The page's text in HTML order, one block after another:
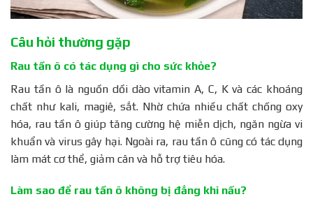
Câu hỏi thường gặp
Rau tần ô có tác dụng gì cho sức khỏe?
Rau tần ô là nguồn dồi dào vitamin A, C, K và các khoáng
chất như kali, magiê, sắt. Nhờ chứa nhiều chất chống oxy
hóa, rau tần ô giúp tăng cường hệ miễn dịch, ngăn ngừa vi
khuẩn và virus gây hại. Ngoài ra, rau tần ô cũng có tác dụng
làm mát cơ thể, giảm cân và hỗ trợ tiêu hóa.
Làm sao để rau tần ô không bị đắng khi nấu?